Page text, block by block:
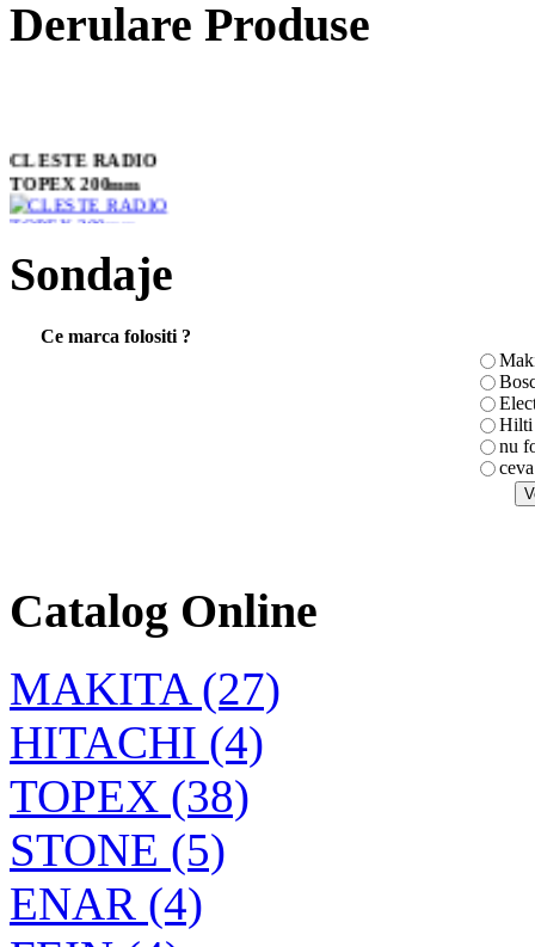
Derulare Produse
CLESTE RADIO
TOPEX 200mm
Rigle vibrante
monosens pentru
(de cofraj)
Masina de gaurit
6410
Sondaje
Ce marca folositi ?
Hilti
nu
Catalog Online
MAKITA (27)
HITACHI (4)
TOPEX (38)
STONE (5)
ENAR (4)